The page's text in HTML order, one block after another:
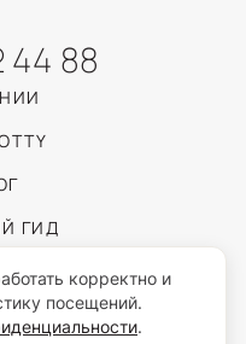
44 88
ГИД
корректно и
посещений.
.